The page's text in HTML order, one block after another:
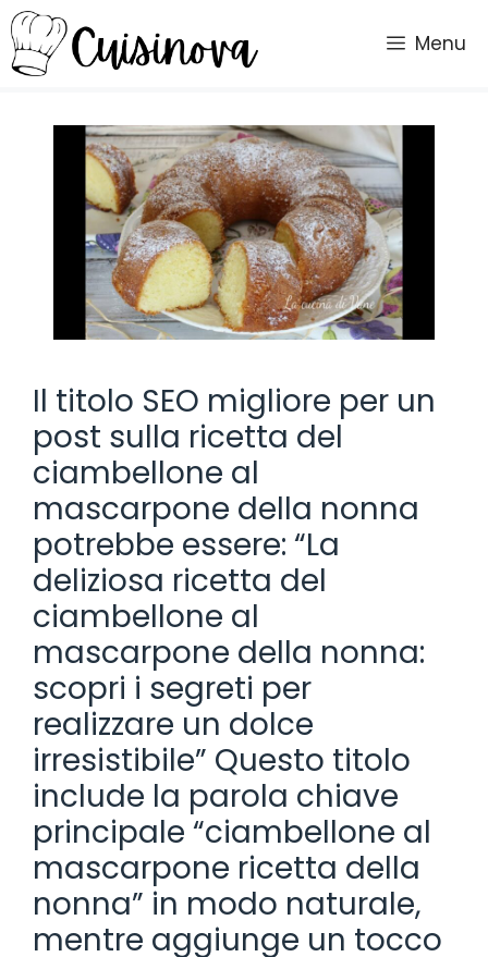
Vai
al
contenuto
Menu
Il titolo SEO migliore per un
post sulla ricetta del
ciambellone al
mascarpone della nonna
potrebbe essere: “La
deliziosa ricetta del
ciambellone al
mascarpone della nonna:
scopri i segreti per
realizzare un dolce
irresistibile” Questo titolo
include la parola chiave
principale “ciambellone al
mascarpone ricetta della
nonna” in modo naturale,
mentre aggiunge un tocco